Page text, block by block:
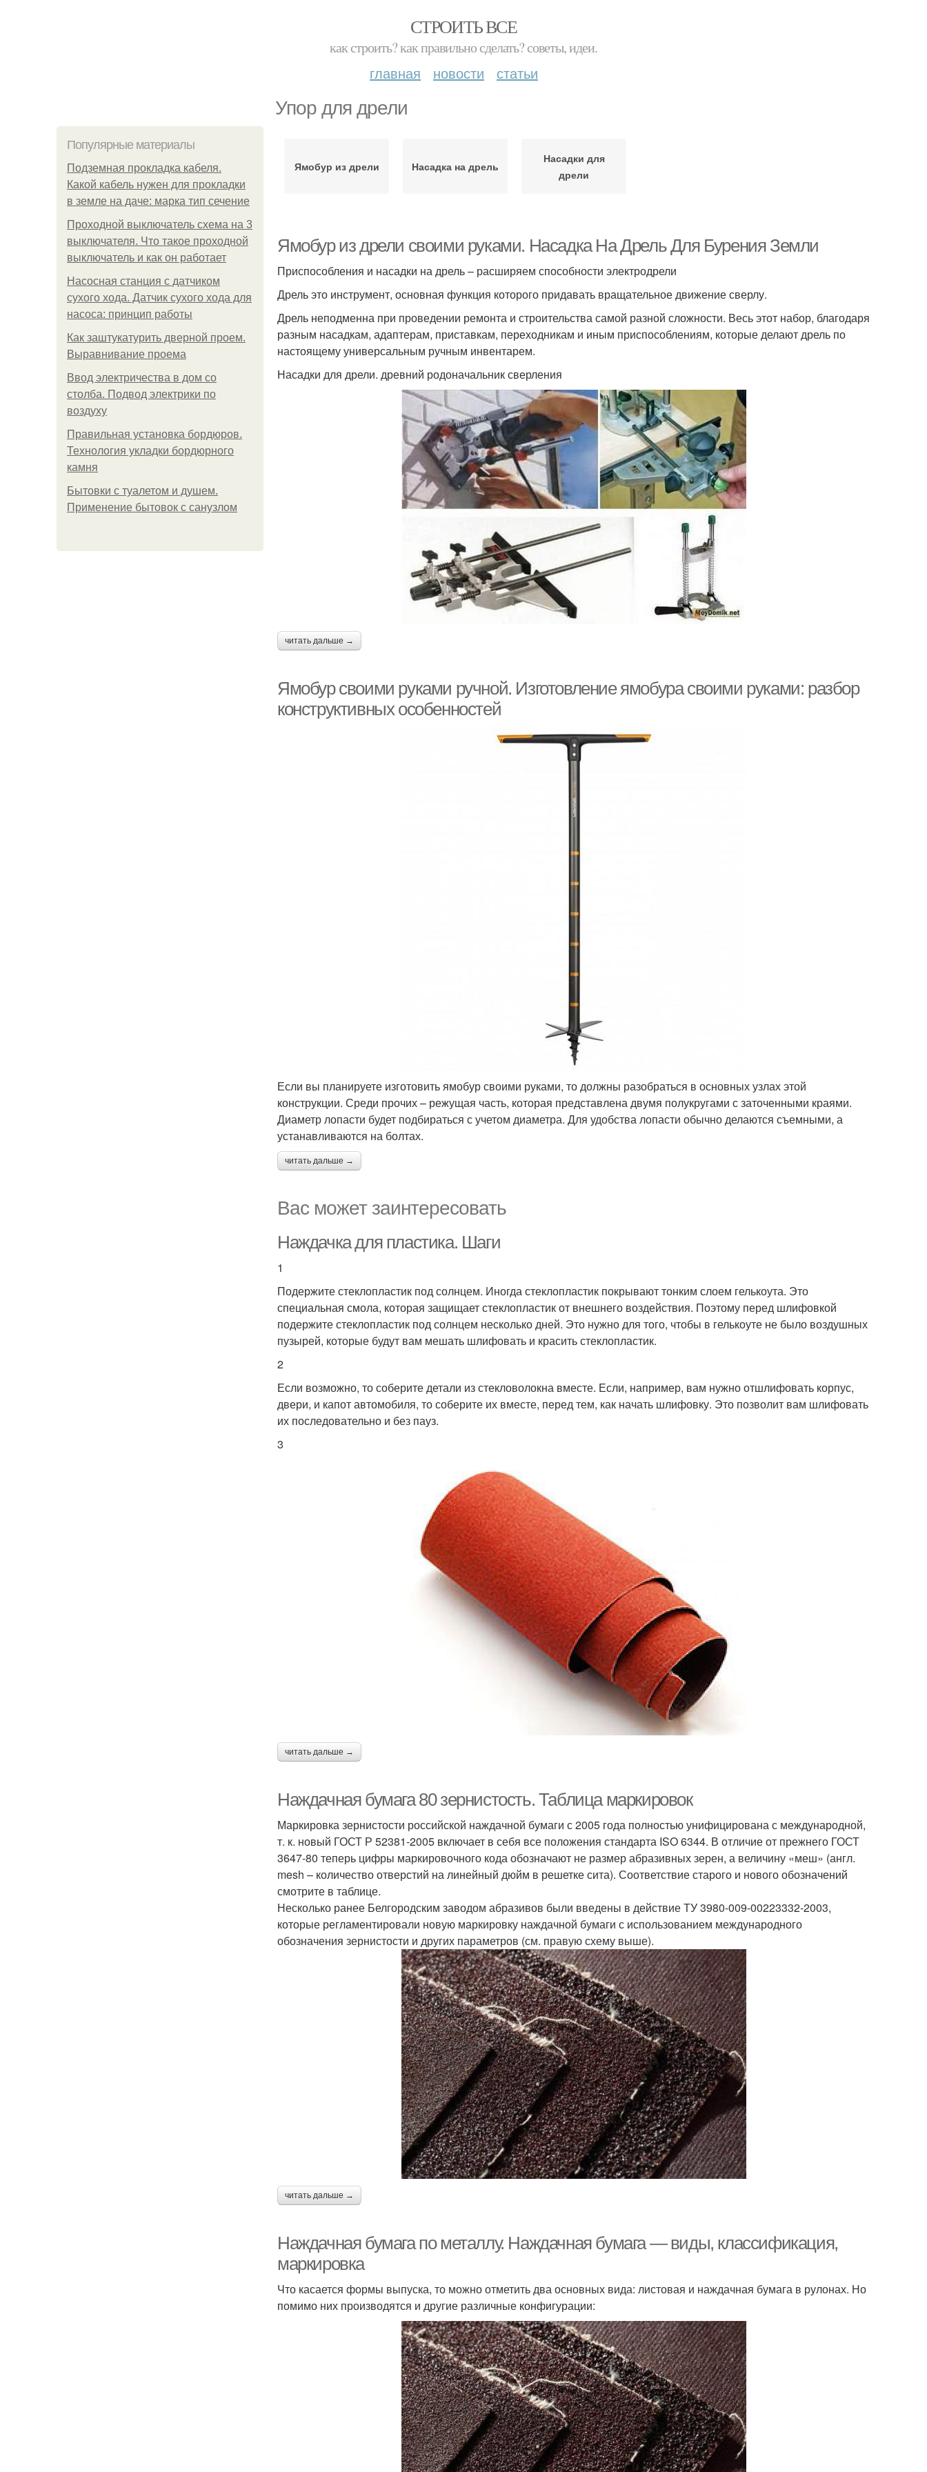
СТРОИТЬ ВСЕ
как строить? как правильно сделать? советы, идеи.
главная новости статьи
Упор для дрели
Популярные материалы
Подземная прокладка кабеля.
Какой кабель нужен для прокладки
в земле на даче: марка тип сечение
Проходной выключатель схема на 3
выключателя. Что такое проходной
выключатель и как он работает
Насосная станция с датчиком
сухого хода. Датчик сухого хода для
насоса: принцип работы
Как заштукатурить дверной проем.
Выравнивание проема
Ввод электричества в дом со
столба. Подвод электрики по
воздуху
Правильная установка бордюров.
Технология укладки бордюрного
камня
Бытовки с туалетом и душем.
Применение бытовок с санузлом
Ямобур из дрели Насадка на дрель
Насадки для
дрели
Ямобур из дрели своими руками. Насадка На Дрель Для Бурения Земли
Приспособления и насадки на дрель – расширяем способности электродрели
Дрель это инструмент, основная функция которого придавать вращательное движение сверлу.
Дрель неподменна при проведении ремонта и строительства самой разной сложности. Весь этот набор, благодаря
разным насадкам, адаптерам, приставкам, переходникам и иным приспособлениям, которые делают дрель по
настоящему универсальным ручным инвентарем.
Насадки для дрели. древний родоначальник сверления
читать дальше →
Ямобур своими руками ручной. Изготовление ямобура своими руками: разбор
конструктивных особенностей
Если вы планируете изготовить ямобур своими руками, то должны разобраться в основных узлах этой
конструкции. Среди прочих – режущая часть, которая представлена двумя полукругами с заточенными краями.
Диаметр лопасти будет подбираться с учетом диаметра. Для удобства лопасти обычно делаются съемными, а
устанавливаются на болтах.
читать дальше →
Вас может заинтересовать
Наждачка для пластика. Шаги
1
Подержите стеклопластик под солнцем. Иногда стеклопластик покрывают тонким слоем гелькоута. Это
специальная смола, которая защищает стеклопластик от внешнего воздействия. Поэтому перед шлифовкой
подержите стеклопластик под солнцем несколько дней. Это нужно для того, чтобы в гелькоуте не было воздушных
пузырей, которые будут вам мешать шлифовать и красить стеклопластик.
2
Если возможно, то соберите детали из стекловолокна вместе. Если, например, вам нужно отшлифовать корпус,
двери, и капот автомобиля, то соберите их вместе, перед тем, как начать шлифовку. Это позволит вам шлифовать
их последовательно и без пауз.
3
читать дальше →
Наждачная бумага 80 зернистость. Таблица маркировок
Маркировка зернистости российской наждачной бумаги с 2005 года полностью унифицирована с международной,
т. к. новый ГОСТ Р 52381-2005 включает в себя все положения стандарта ISO 6344. В отличие от прежнего ГОСТ
3647-80 теперь цифры маркировочного кода обозначают не размер абразивных зерен, а величину «меш» (англ.
mesh – количество отверстий на линейный дюйм в решетке сита). Соответствие старого и нового обозначений
смотрите в таблице.
Несколько ранее Белгородским заводом абразивов были введены в действие ТУ 3980-009-00223332-2003,
которые регламентировали новую маркировку наждачной бумаги с использованием международного
обозначения зернистости и других параметров (см. правую схему выше).
читать дальше →
Наждачная бумага по металлу. Наждачная бумага — виды, классификация,
маркировка
Что касается формы выпуска, то можно отметить два основных вида: листовая и наждачная бумага в рулонах. Но
помимо них производятся и другие различные конфигурации: